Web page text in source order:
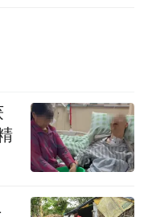
经2025品牌消费指数”